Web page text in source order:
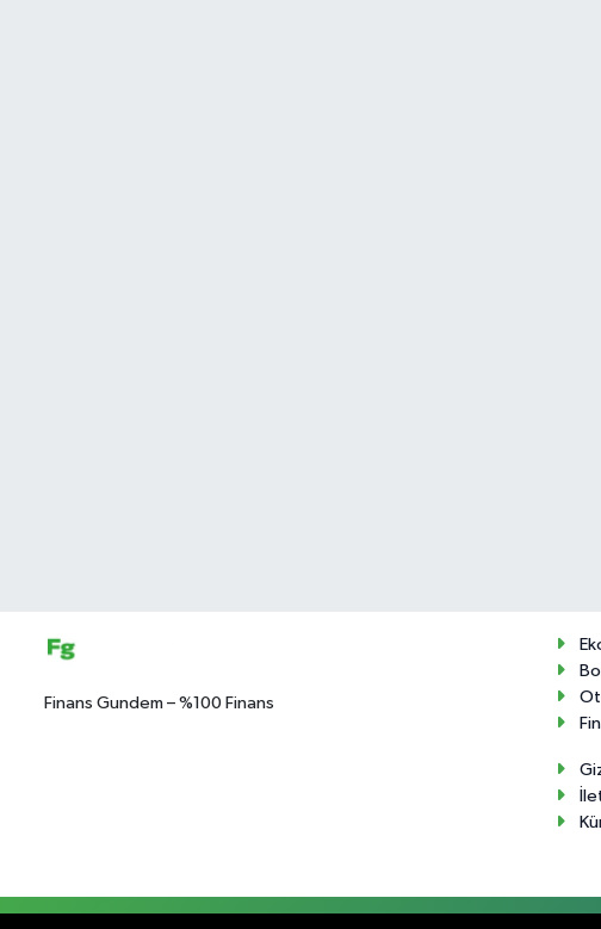
Finans Gundem – %100 Finans